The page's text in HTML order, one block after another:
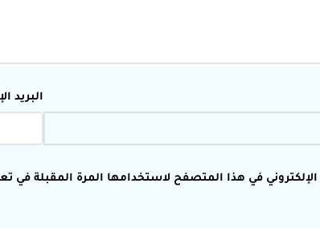
البريد
في هذا المتصفح لاستخدامها المرة المقبلة في